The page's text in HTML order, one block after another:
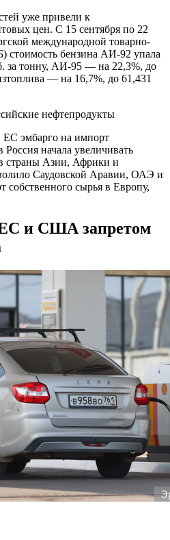
уже привели к
цен. С 15 сентября по 22
международной товарно-
бензина АИ-92 упала
за тонну, АИ-95 — на 22,3%, до
— на 16,7%, до 61,431
нефтепродукты
ЕС эмбарго на импорт
начала увеличивать
страны Азии, Африки и
Саудовской Аравии, ОАЭ и
собственного сырья в Европу,
ЕС и США запретом